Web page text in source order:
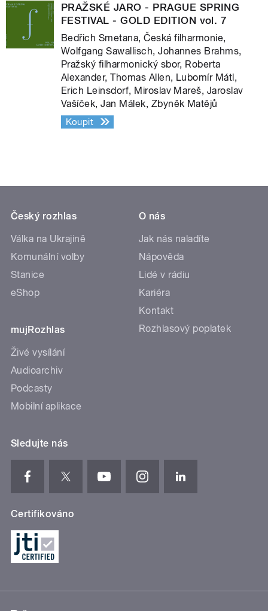
PRAŽSKÉ JARO - PRAGUE SPRING
FESTIVAL - GOLD EDITION vol. 7
Bedřich Smetana, Česká filharmonie,
Wolfgang Sawallisch, Johannes Brahms,
Pražský filharmonický sbor, Roberta
Alexander, Thomas Allen, Lubomír Mátl,
Erich Leinsdorf, Miroslav Mareš, Jaroslav
Vašíček, Jan Málek, Zbyněk Matějů
Koupit
Český rozhlas
Válka na Ukrajině
Komunální volby
Stanice
eShop
mujRozhlas
Živé vysílání
Audioarchiv
Podcasty
Mobilní aplikace
O nás
Jak nás naladíte
Nápověda
Lidé v rádiu
Kariéra
Kontakt
Rozhlasový poplatek
Sledujte nás
Certifikováno